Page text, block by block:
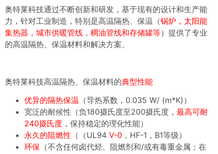
奥特莱科技通过不断创新和研发，基于现有的设计和生产能
力，针对工业制造，特别是高温隔热、保温（锅炉，太阳能
集热器，城市供暖管线，稠油管线和存储罐等）提供了专业
的高温隔热、保温材料和解决方案。
奥特莱科技高温隔热、保温材料的典型性能
优异的隔热保温 （导热系数，0.035 W/ (m*K)）
宽泛的耐候性（负180摄氏度至200摄氏度， 最高可耐
240摄氏度 ，保持稳定的理化性能）
永久的阻燃性 （（UL94 V-0 ，HF-1，B1等级）
环保 （不含任何卤代烃、阻燃剂和/或有毒重金属；在